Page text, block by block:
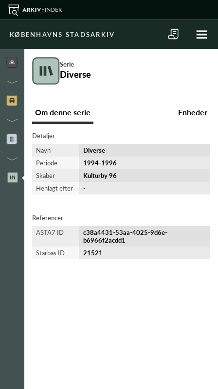
KØBENHAVNS STADSARKIV
Serie
Diverse
Om denne serie Enheder
Detaljer
Navn
Diverse
Periode
1994-​1996
Skaber
Kulturby 96
Henlagt efter
-
Referencer
ASTA7 ID
c38a4431-53aa-4025-9d6e-
b6966f2acdd1
Starbas ID
21521